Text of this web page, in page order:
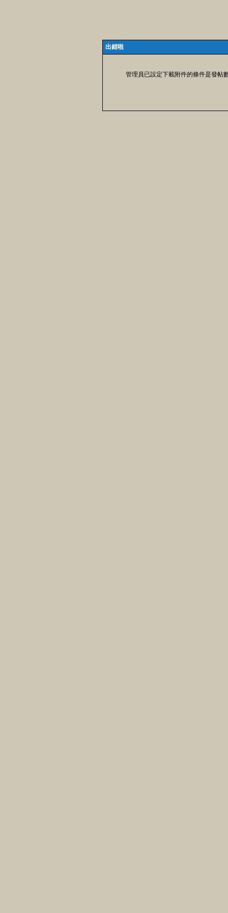
出錯啦
管理員已設定下載附件的條件是發帖